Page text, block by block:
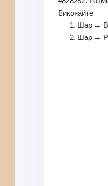
Виконайте
Шар →
Шар →